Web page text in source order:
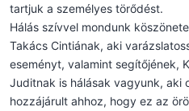
tartjuk a személyes törődést.
Hálás szívvel mondunk
Takács Cintiának, aki
eseményt, valamint segítőjének,
Juditnak is hálásak vagyunk, aki
hozzájárult ahhoz, hogy ez az